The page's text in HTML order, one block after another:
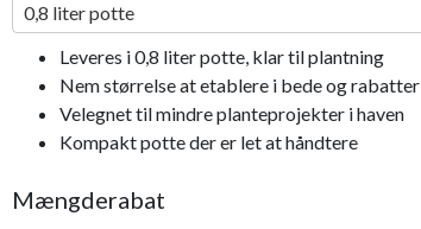
0,8 liter potte
Leveres i 0,8 liter potte, klar til plantning
Nem størrelse at etablere i bede og rabatter
Velegnet til mindre planteprojekter i haven
Kompakt potte der er let at håndtere
Mængderabat